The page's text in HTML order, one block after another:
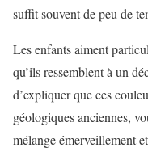
suffit souvent de peu de
Les enfants aiment
qu’ils ressemblent à un
d’expliquer que ces
géologiques anciennes,
mélange émerveillement